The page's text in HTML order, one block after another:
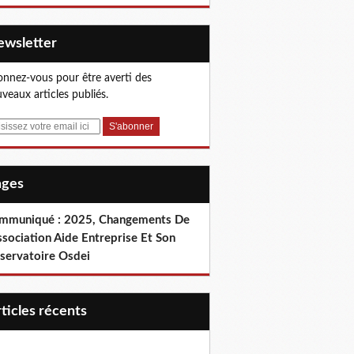
vous pour être averti des
articles publiés.
: 2025, Changements De
Aide Entreprise Et Son
Osdei
récents